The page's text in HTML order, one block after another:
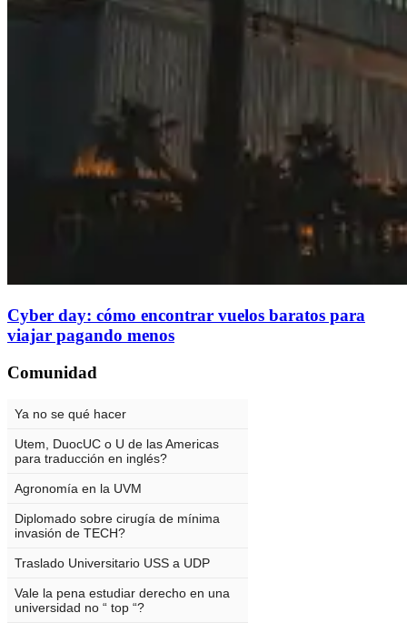
Cyber day: cómo encontrar vuelos baratos para
viajar pagando menos
Comunidad